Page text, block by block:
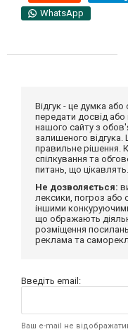
WhatsApp
Відгук - це думка
передати досвід
нашого сайту з
залишеного
правильне рішення.
спілкування та
питань, що цікавлять.
Не дозволяється:
лексики, погроз або
іншими
що ображають
розміщення
реклама та
Введіть email:
Ваш e-mail не